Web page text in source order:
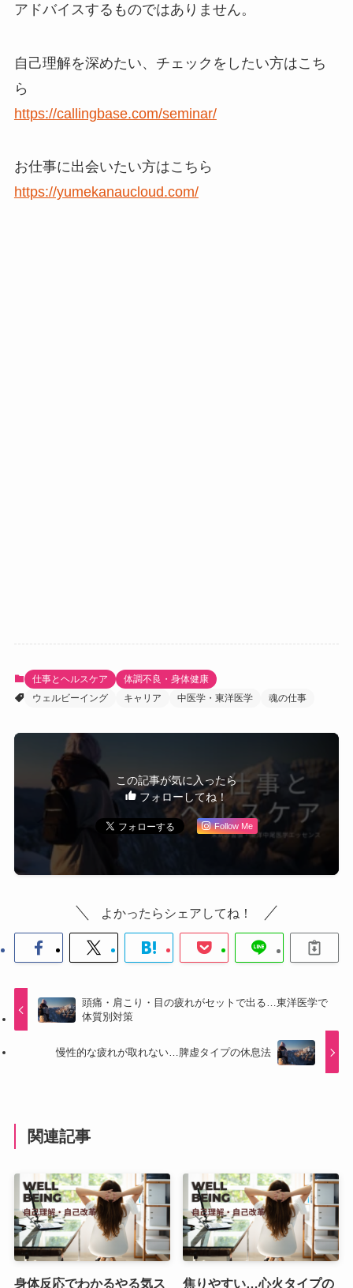
アドバイスするものではありません。
自己理解を深めたい、チェックをしたい方はこち
ら
https://callingbase.com/seminar/
お仕事に出会いたい方はこちら
https://yumekanaucloud.com/
仕事とヘルスケア
体調不良・身体健康
ウェルビーイング
キャリア 中医学・東洋医学 魂の仕事
この記事が気に入ったら
フォローしてね！
Follow Me
よかったらシェアしてね！
頭痛・肩こり・目の疲れがセットで出る…東洋医学で
体質別対策
慢性的な疲れが取れない…脾虚タイプの休息法
関連記事
身体反応でわかるやる気ス 焦りやすい…心火タイプの